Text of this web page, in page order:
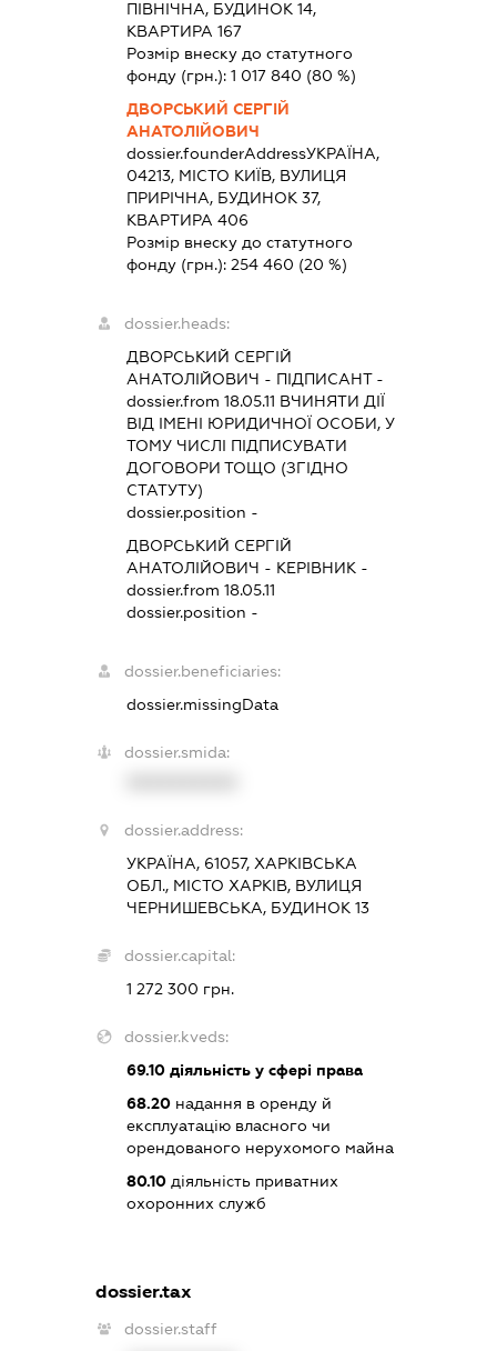
ПІВНІЧНА, БУДИНОК 14,
КВАРТИРА 167
Розмір внеску до статутного
фонду (грн.): 1 017 840 (80 %)
ДВОРСЬКИЙ СЕРГІЙ
АНАТОЛІЙОВИЧ
dossier.founderAddressУКРАЇНА,
04213, МІСТО КИЇВ, ВУЛИЦЯ
ПРИРІЧНА, БУДИНОК 37,
КВАРТИРА 406
Розмір внеску до статутного
фонду (грн.): 254 460 (20 %)
dossier.heads:
ДВОРСЬКИЙ СЕРГІЙ
АНАТОЛІЙОВИЧ - ПІДПИСАНТ-
dossier.from 18.05.11 ВЧИНЯТИ ДІЇ
ВІД ІМЕНІ ЮРИДИЧНОЇ ОСОБИ, У
ТОМУ ЧИСЛІ ПІДПИСУВАТИ
ДОГОВОРИ ТОЩО (ЗГІДНО
СТАТУТУ)
dossier.position -
ДВОРСЬКИЙ СЕРГІЙ
АНАТОЛІЙОВИЧ - КЕРІВНИК -
dossier.from 18.05.11
dossier.position -
dossier.beneficiaries:
dossier.missingData
dossier.smida:
dossier.address:
УКРАЇНА, 61057, ХАРКІВСЬКА
ОБЛ., МІСТО ХАРКІВ, ВУЛИЦЯ
ЧЕРНИШЕВСЬКА, БУДИНОК 13
dossier.capital:
1 272 300 грн.
dossier.kveds:
69.10діяльність у сфері права
68.20надання в оренду й
експлуатацію власного чи
орендованого нерухомого майна
80.10діяльність приватних
охоронних служб
dossier.tax
dossier.staff